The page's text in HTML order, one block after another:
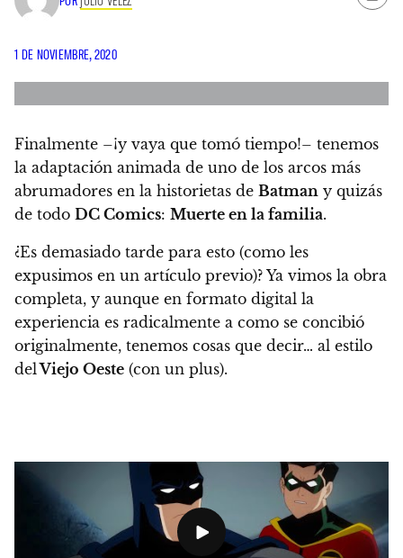
1 DE NOVIEMBRE, 2020
Finalmente –¡y vaya que tomó tiempo!– tenemos
la adaptación animada de uno de los arcos más
abrumadores en la historietas de Batman y quizás
de todo DC Comics: Muerte en la familia.
¿Es demasiado tarde para esto (como les
expusimos en un artículo previo)? Ya vimos la obra
completa, y aunque en formato digital la
experiencia es radicalmente a como se concibió
originalmente, tenemos cosas que decir… al estilo
delViejo Oeste (con un plus).